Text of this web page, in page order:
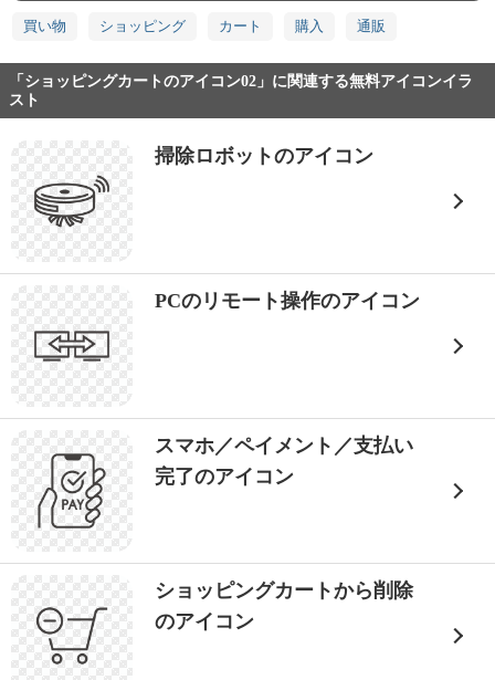
買い物 ショッピング カート 購入 通販
「ショッピングカートのアイコン02」に関連する無料アイコンイラ
スト
掃除ロボットのアイコン
PCのリモート操作のアイコン
スマホ／ペイメント／支払い
完了のアイコン
ショッピングカートから削除
のアイコン